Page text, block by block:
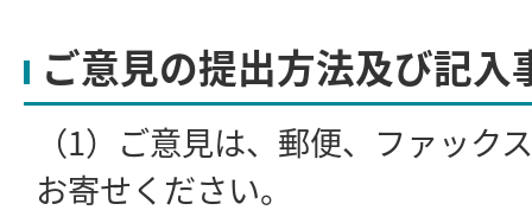
ご意見の提出方法及び記入
（1）ご意見は、郵便、ファック
お寄せください。